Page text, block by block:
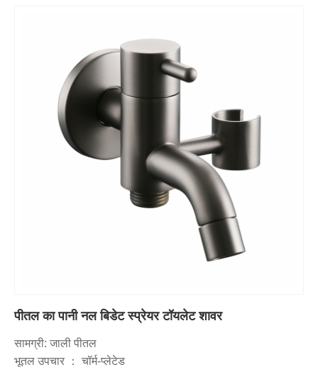
पीतल का पानी नल बिडेट स्प्रेयर टॉयलेट शावर
सामग्री: जाली पीतल
भूतल उपचार ： चॉर्म-प्लेटेड